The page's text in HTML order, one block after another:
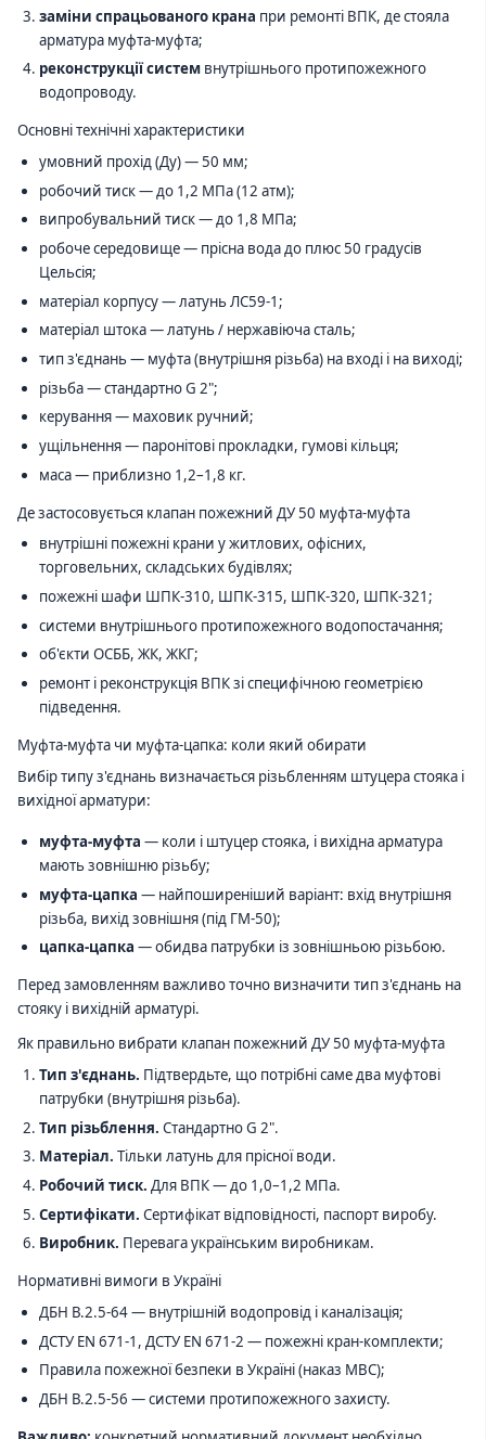
заміни спрацьованого крана при ремонті ВПК, де стояла
арматура муфта-муфта;
реконструкції системвнутрішнього протипожежного
водопроводу.
Основні технічні характеристики
умовний прохід (Ду) — 50 мм;
робочий тиск — до 1,2 МПа (12 атм);
випробувальний тиск — до 1,8 МПа;
робоче середовище — прісна вода до плюс 50 градусів
Цельсія;
матеріал корпусу — латунь ЛС59-1;
матеріал штока — латунь / нержавіюча сталь;
тип з'єднань — муфта (внутрішня різьба) на вході і на виході;
різьба — стандартно G 2";
керування — маховик ручний;
ущільнення — паронітові прокладки, гумові кільця;
маса — приблизно 1,2–1,8 кг.
Де застосовується клапан пожежний ДУ 50 муфта-муфта
внутрішні пожежні крани у житлових, офісних,
торговельних, складських будівлях;
пожежні шафи ШПК-310, ШПК-315, ШПК-320, ШПК-321;
системи внутрішнього протипожежного водопостачання;
об'єкти ОСББ, ЖК, ЖКГ;
ремонт і реконструкція ВПК зі специфічною геометрією
підведення.
Муфта-муфта чи муфта-цапка: коли який обирати
Вибір типу з'єднань визначається різьбленням штуцера стояка і
вихідної арматури:
муфта-муфта — коли і штуцер стояка, і вихідна арматура
мають зовнішню різьбу;
муфта-цапка — найпоширеніший варіант: вхід внутрішня
різьба, вихід зовнішня (під ГМ-50);
цапка-цапка — обидва патрубки із зовнішньою різьбою.
Перед замовленням важливо точно визначити тип з'єднань на
стояку і вихідній арматурі.
Як правильно вибрати клапан пожежний ДУ 50 муфта-муфта
Тип з'єднань. Підтвердьте, що потрібні саме два муфтові
патрубки (внутрішня різьба).
Тип різьблення. Стандартно G 2".
Матеріал. Тільки латунь для прісної води.
Робочий тиск. Для ВПК — до 1,0–1,2 МПа.
Сертифікати. Сертифікат відповідності, паспорт виробу.
Виробник. Перевага українським виробникам.
Нормативні вимоги в Україні
ДБН В.2.5-64 — внутрішній водопровід і каналізація;
ДСТУ EN 671-1, ДСТУ EN 671-2 — пожежні кран-комплекти;
Правила пожежної безпеки в Україні (наказ МВС);
ДБН В.2.5-56 — системи протипожежного захисту.